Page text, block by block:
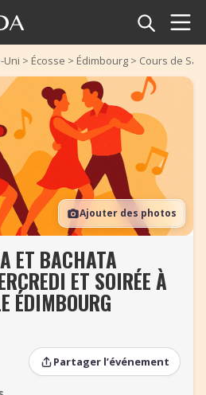
Uni > Écosse > Édimbourg > Cours de
Ajouter des photos
ET BACHATA
ET SOIRÉE À
ÉDIMBOURG
Partager l’événement